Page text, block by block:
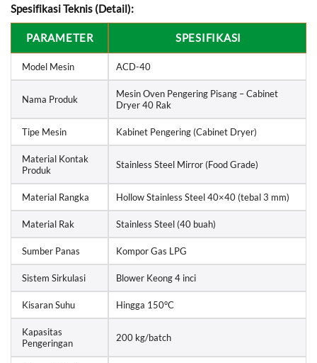
Spesifikasi Teknis (Detail):
PARAMETER SPESIFIKASI
Model Mesin ACD-40
Nama Produk
Mesin Oven Pengering Pisang – Cabinet
Dryer 40 Rak
Tipe Mesin Kabinet Pengering (Cabinet Dryer)
Material Kontak
Produk
Stainless Steel Mirror (Food Grade)
Material Rangka Hollow Stainless Steel 40×40 (tebal 3 mm)
Material Rak Stainless Steel (40 buah)
Sumber Panas Kompor Gas LPG
Sistem Sirkulasi Blower Keong 4 inci
Kisaran Suhu Hingga 150°C
Kapasitas
Pengeringan
200 kg/batch